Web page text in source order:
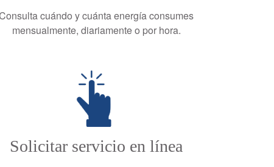
cuándo y cuánta energía consumes
mensualmente, diariamente o por hora.
Solicitar servicio en línea